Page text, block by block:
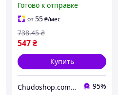
отверстий USB зарядка
мыльный раствор в
комплекте
Готово к отправке
от55₴/мес
547₴
738.45 ₴
Купить
Chudoshop.com.ua 95%